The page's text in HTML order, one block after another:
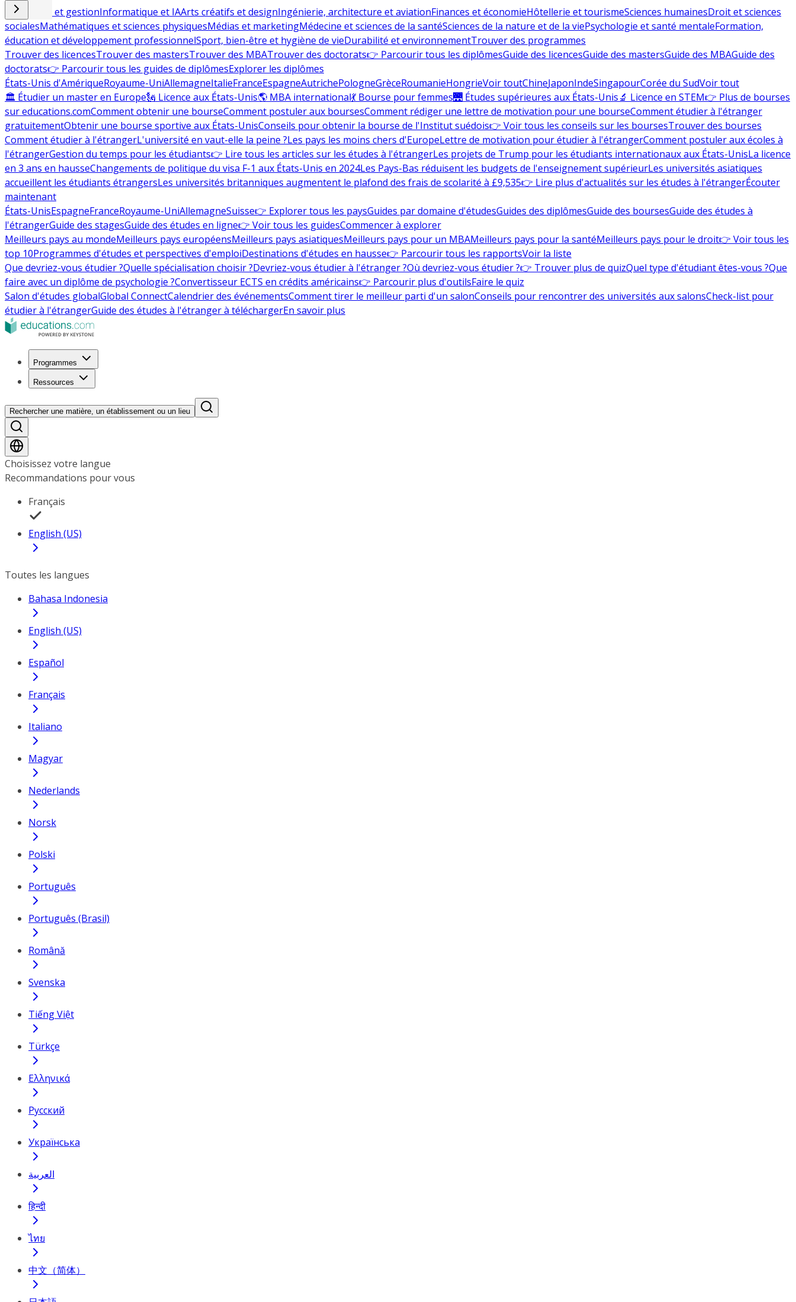
Commerce et gestionInformatique et IAArts créatifs et designIngénierie, architecture et aviationFinances et économieHôtellerie et tourismeSciences humainesDroit et sciences
socialesMathématiques et sciences physiquesMédias et marketingMédecine et sciences de la santéSciences de la nature et de la viePsychologie et santé mentaleFormation,
éducation et développement professionnelSport, bien-être et hygiène de vieDurabilité et environnementTrouver des programmes
Trouver des licencesTrouver des mastersTrouver des MBATrouver des doctorats👉 Parcourir tous les diplômesGuide des licencesGuide des mastersGuide des MBAGuide des
doctorats👉 Parcourir tous les guides de diplômesExplorer les diplômes
États-Unis d'AmériqueRoyaume-UniAllemagneItalieFranceEspagneAutrichePologneGrèceRoumanieHongrieVoir toutChineJaponIndeSingapourCorée du SudVoir tout
🏛 Étudier un master en Europe🗽 Licence aux États-Unis🌎 MBA international💃 Bourse pour femmes🌉 Études supérieures aux États-Unis🔬 Licence en STEM👉 Plus de bourses
sur educations.comComment obtenir une bourseComment postuler aux boursesComment rédiger une lettre de motivation pour une bourseComment étudier à l'étranger
gratuitementObtenir une bourse sportive aux États-UnisConseils pour obtenir la bourse de l'Institut suédois👉 Voir tous les conseils sur les boursesTrouver des bourses
Comment étudier à l'étrangerL'université en vaut-elle la peine ?Les pays les moins chers d'EuropeLettre de motivation pour étudier à l'étrangerComment postuler aux écoles à
l'étrangerGestion du temps pour les étudiants👉 Lire tous les articles sur les études à l'étrangerLes projets de Trump pour les étudiants internationaux aux États-UnisLa licence
en 3 ans en hausseChangements de politique du visa F-1 aux États-Unis en 2024Les Pays-Bas réduisent les budgets de l'enseignement supérieurLes universités asiatiques
accueillent les étudiants étrangersLes universités britanniques augmentent le plafond des frais de scolarité à £9,535👉 Lire plus d'actualités sur les études à l'étrangerÉcouter
maintenant
États-UnisEspagneFranceRoyaume-UniAllemagneSuisse👉 Explorer tous les paysGuides par domaine d'étudesGuides des diplômesGuide des boursesGuide des études à
l'étrangerGuide des stagesGuide des études en ligne👉 Voir tous les guidesCommencer à explorer
Meilleurs pays au mondeMeilleurs pays européensMeilleurs pays asiatiquesMeilleurs pays pour un MBAMeilleurs pays pour la santéMeilleurs pays pour le droit👉 Voir tous les
top 10Programmes d'études et perspectives d'emploiDestinations d'études en hausse👉 Parcourir tous les rapportsVoir la liste
Que devriez-vous étudier ?Quelle spécialisation choisir ?Devriez-vous étudier à l'étranger ?Où devriez-vous étudier ?👉 Trouver plus de quizQuel type d'étudiant êtes-vous ?Que
faire avec un diplôme de psychologie ?Convertisseur ECTS en crédits américains👉 Parcourir plus d'outilsFaire le quiz
Salon d'études globalGlobal ConnectCalendrier des événementsComment tirer le meilleur parti d'un salonConseils pour rencontrer des universités aux salonsCheck-list pour
étudier à l'étrangerGuide des études à l'étranger à téléchargerEn savoir plus
Programmes
Ressources
Rechercher une matière, un établissement ou un lieu
Choisissez votre langue
Recommandations pour vous
Français
English (US)
Toutes les langues
Bahasa Indonesia
English (US)
Español
Français
Italiano
Magyar
Nederlands
Norsk
Polski
Português
Português (Brasil)
Română
Svenska
Tiếng Việt
Türkçe
Ελληνικά
Русский
Українська
العربية
हिन्दी
ไทย
中文（简体）